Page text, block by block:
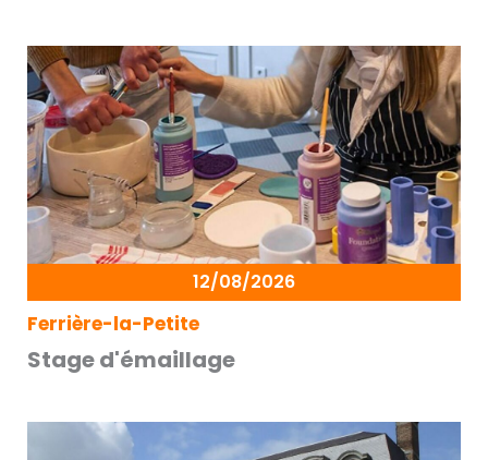
12/08/2026
Ferrière-la-Petite
Stage d'émaillage